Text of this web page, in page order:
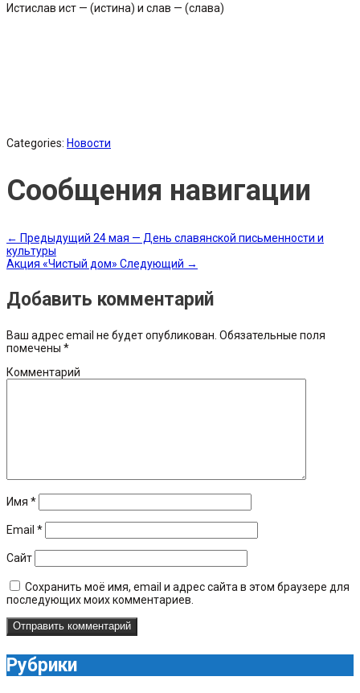
Истислав ист — (истина) и слав — (слава)
Categories: Новости
Сообщения навигации
← Предыдущий 24 мая — День славянской письменности и
культуры
Акция «Чистый дом» Следующий →
Добавить комментарий
Ваш адрес email не будет опубликован. Обязательные поля
помечены *
Комментарий
Имя *
Email *
Сайт
Сохранить моё имя, email и адрес сайта в этом браузере для
последующих моих комментариев.
Рубрики